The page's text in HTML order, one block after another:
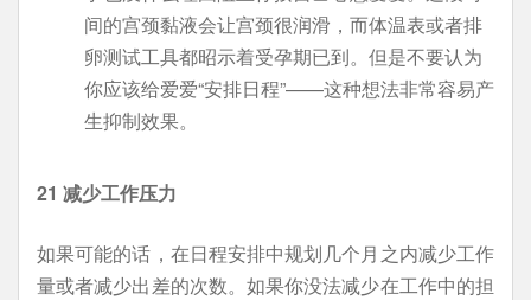
间的宫颈黏液会让宫颈很润滑，而体温表或者排
卵测试工具都昭示着受孕期已到。但是不要认为
你应该给爱爱“安排日程”——这种想法非常容易产
生抑制效果。
21 减少工作压力
如果可能的话，在日程安排中规划几个月之内减少工作
量或者减少出差的次数。如果你没法减少在工作中的担